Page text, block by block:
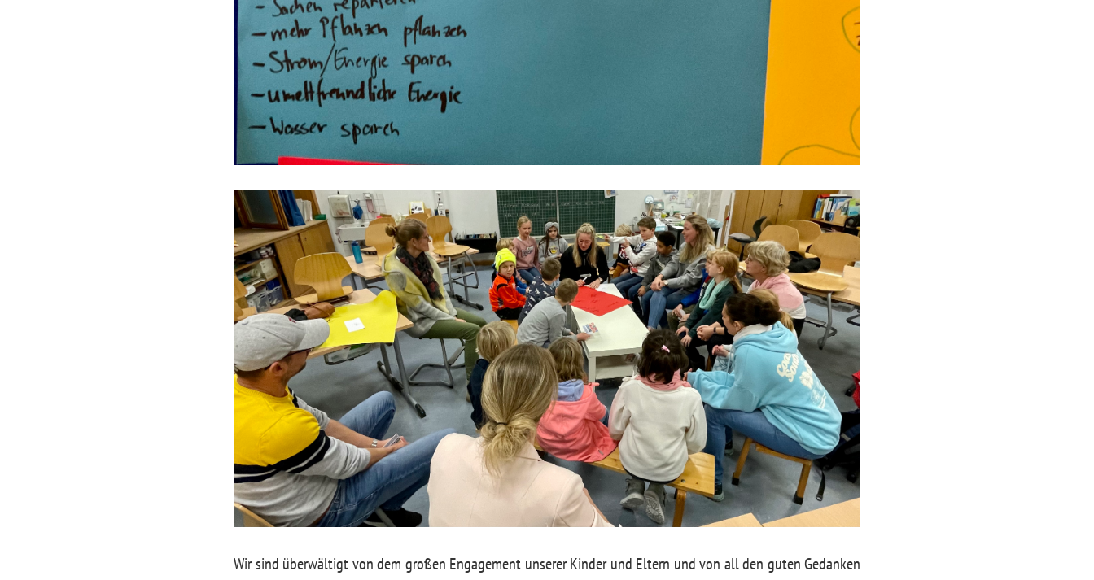
Wir sind überwältigt von dem großen Engagement unserer Kinder und Eltern und von all den guten Gedanken